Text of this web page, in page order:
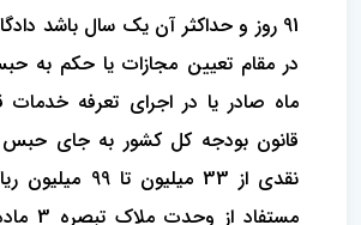
91 روز و حداکثر آن یک سال باشد
در مقام تعیین مجازات یا حکم به
ماه صادر یا در اجرای تعرفه
قانون بودجه کل کشور به جای
نقدی از 33 میلیون